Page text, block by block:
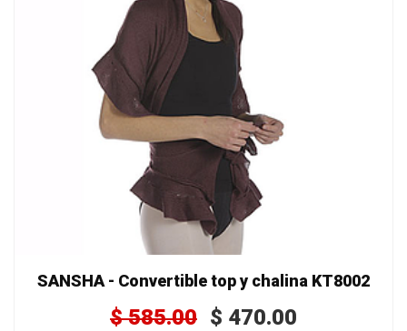
SANSHA - Convertible top y chalina KT8002
$585.00 $ 470.00